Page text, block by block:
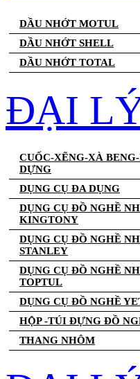
DẦU NHỚT MOTUL
DẦU NHỚT SHELL
DẦU NHỚT TOTAL
ĐẠI
CUỐC-XẼNG-XÀ
DỰNG
DỤNG CỤ ĐA DỤNG
DỤNG CỤ ĐỒ NGHỀ
KINGTONY
DỤNG CỤ ĐỒ NGHỀ
STANLEY
DỤNG CỤ ĐỒ NGHỀ
TOPTUL
DỤNG CỤ ĐỒ NGHỀ
HỘP -TÚI ĐỰNG ĐỒ
THANG NHÔM